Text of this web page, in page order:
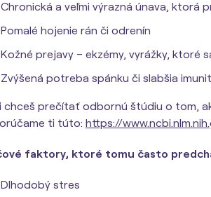
Chronická a veľmi výrazná únava, ktorá
Pomalé hojenie rán či odrenín
Kožné prejavy – ekzémy, vyrážky, ktoré
Zvýšená potreba spánku či slabšia
chceš prečítať odbornú štúdiu o tom,
ti túto: https://
faktory, ktoré tomu často
Dlhodobý stres